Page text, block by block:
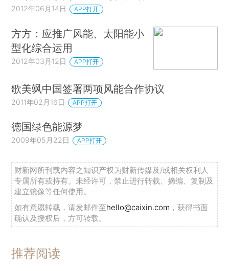
2012年06月14日 APP打开
方方：应推广风能、太阳能小
型化综合运用
2012年03月12日 APP打开
歌美飒中国签署两项风能合作协议
2011年02月16日 APP打开
德国绿色能源梦
2009年05月22日 APP打开
财新网所刊载内容之知识产权为财新传媒及/或相关权利人
专属所有或持有。未经许可，禁止进行转载、摘编、复制及
建立镜像等任何使用。
如有意愿转载，请发邮件至hello@caixin.com ，获得书面
确认及授权后，方可转载。
推荐阅读